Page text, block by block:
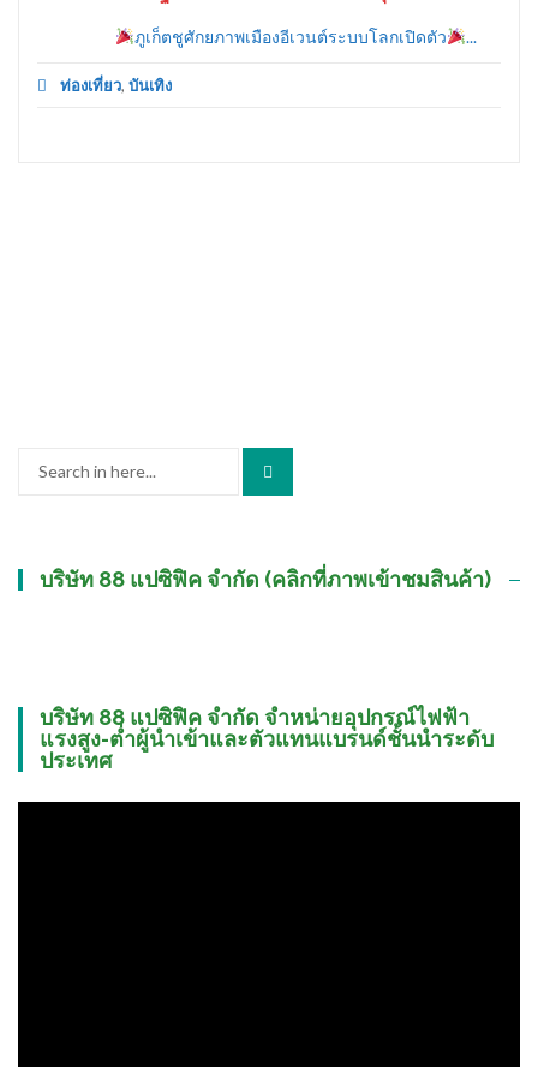
ภูเก็ตชูศักยภาพเมืองอีเวนต์ระบบโลกเปิดตัว ...
ท่องเที่ยว, บันเทิง
บริษัท 88 แปซิฟิค จำกัด (คลิกที่ภาพเข้าชมสินค้า)
บริษัท 88 แปซิฟิค จำกัด จำหน่ายอุปกรณ์ไฟฟ้า
แรงสูง-ต่ำผู้นำเข้าและตัวแทนแบรนด์ชั้นนำระดับ
ประเทศ